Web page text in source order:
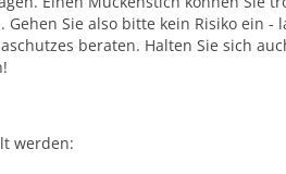
Sie also bitte kein Risiko ein -
beraten. Halten Sie sich
werden: